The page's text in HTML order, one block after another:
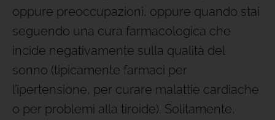
oppure preoccupazioni, oppure quando stai
seguendo una cura farmacologica che
incide negativamente sulla qualità del
sonno (tipicamente farmaci per
l’ipertensione, per curare malattie cardiache
o per problemi alla tiroide). Solitamente,